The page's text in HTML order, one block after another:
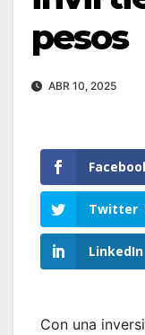
pesos
ABR 10, 2025
Twitter
LinkedIn
Con una